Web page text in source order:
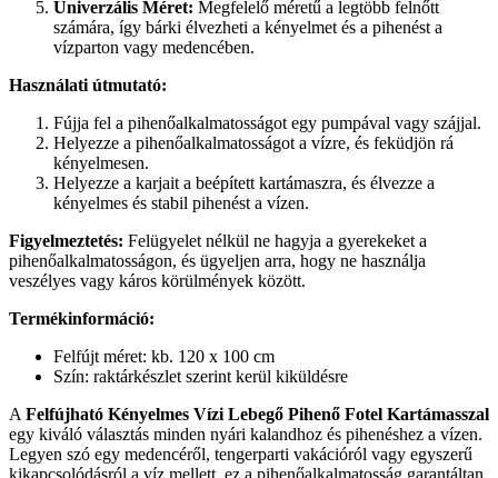
Univerzális Méret: Megfelelő méretű a legtöbb felnőtt
számára, így bárki élvezheti a kényelmet és a pihenést a
vízparton vagy medencében.
Használati útmutató:
Fújja fel a pihenőalkalmatosságot egy pumpával vagy szájjal.
Helyezze a pihenőalkalmatosságot a vízre, és feküdjön rá
kényelmesen.
Helyezze a karjait a beépített kartámaszra, és élvezze a
kényelmes és stabil pihenést a vízen.
Figyelmeztetés: Felügyelet nélkül ne hagyja a gyerekeket a
pihenőalkalmatosságon, és ügyeljen arra, hogy ne használja
veszélyes vagy káros körülmények között.
Termékinformáció:
Felfújt méret: kb. 120 x 100 cm
Szín: raktárkészlet szerint kerül kiküldésre
A Felfújható Kényelmes Vízi Lebegő Pihenő Fotel Kartámasszal
egy kiváló választás minden nyári kalandhoz és pihenéshez a vízen.
Legyen szó egy medencéről, tengerparti vakációról vagy egyszerű
kikapcsolódásról a víz mellett, ez a pihenőalkalmatosság garantáltan